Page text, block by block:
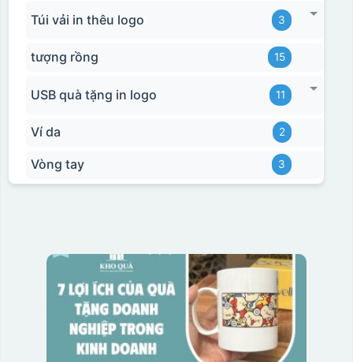
Túi vải in thêu logo 3
tượng rồng 15
USB quà tặng in logo 11
Ví da 2
Vòng tay 3